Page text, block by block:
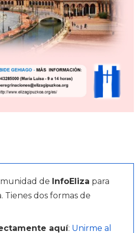
de InfoEliza para
Tienes dos formas de
aquí: Unirme al